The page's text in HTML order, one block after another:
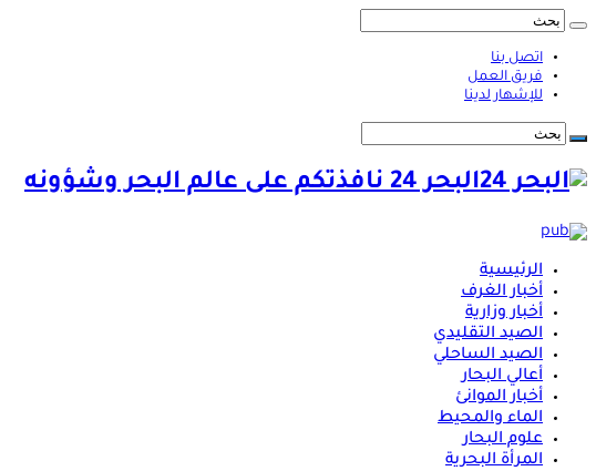
اتصل بنا
فريق العمل
للإشهار لدينا
البحر 24 نافذتكم على عالم البحر وشؤونه
الرئيسية
أخبار الغرف
أخبار وزارية
الصيد التقليدي
الصيد الساحلي
أعالي البحار
أخبار الموانئ
الماء والمحيط
علوم البحار
المرأة البحرية